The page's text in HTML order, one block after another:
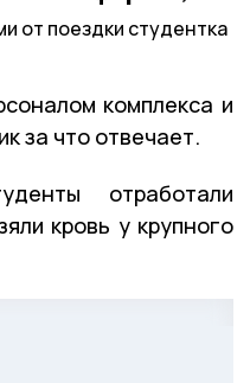
от поездки студентка
комплекса и
за что отвечает.
отработали
кровь у крупного